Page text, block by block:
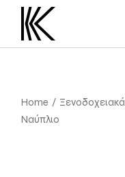
Home Ξενοδοχειακά
Ναύπλιο